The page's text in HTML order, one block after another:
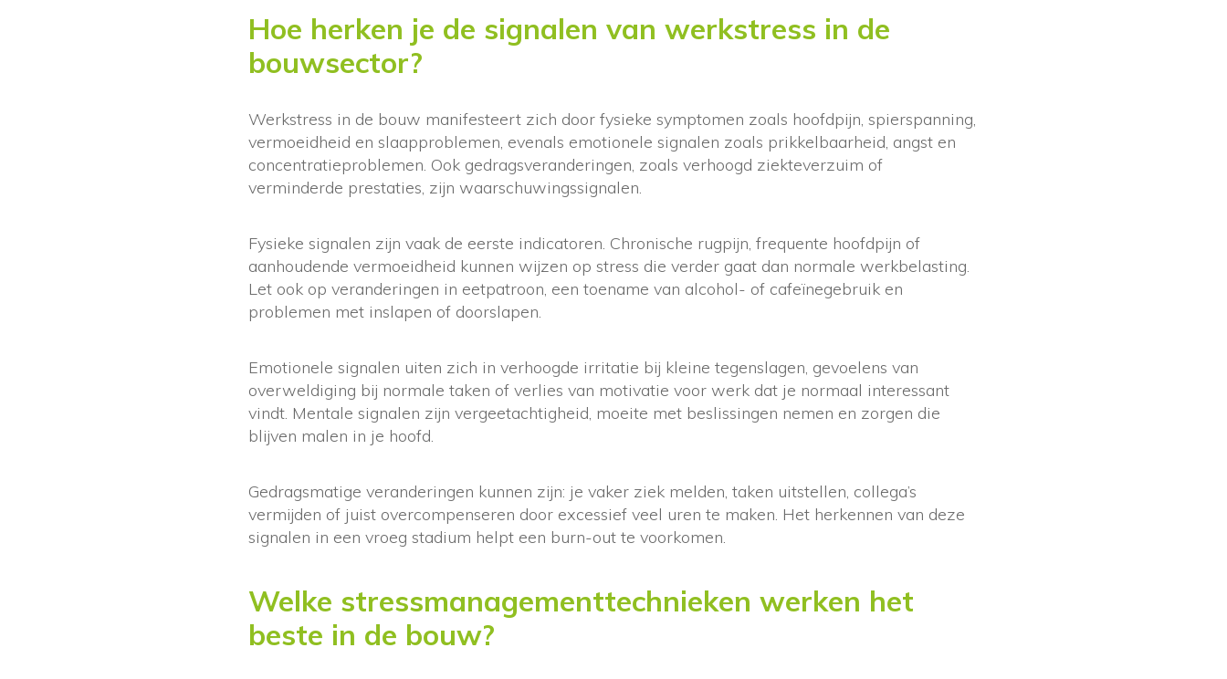
Hoe herken je de signalen van werkstress in de
bouwsector?
Werkstress in de bouw manifesteert zich door fysieke symptomen zoals hoofdpijn, spierspanning,
vermoeidheid en slaapproblemen, evenals emotionele signalen zoals prikkelbaarheid, angst en
concentratieproblemen. Ook gedragsveranderingen, zoals verhoogd ziekteverzuim of
verminderde prestaties, zijn waarschuwingssignalen.
Fysieke signalen zijn vaak de eerste indicatoren. Chronische rugpijn, frequente hoofdpijn of
aanhoudende vermoeidheid kunnen wijzen op stress die verder gaat dan normale werkbelasting.
Let ook op veranderingen in eetpatroon, een toename van alcohol- of cafeïnegebruik en
problemen met inslapen of doorslapen.
Emotionele signalen uiten zich in verhoogde irritatie bij kleine tegenslagen, gevoelens van
overweldiging bij normale taken of verlies van motivatie voor werk dat je normaal interessant
vindt. Mentale signalen zijn vergeetachtigheid, moeite met beslissingen nemen en zorgen die
blijven malen in je hoofd.
Gedragsmatige veranderingen kunnen zijn: je vaker ziek melden, taken uitstellen, collega’s
vermijden of juist overcompenseren door excessief veel uren te maken. Het herkennen van deze
signalen in een vroeg stadium helpt een burn-out te voorkomen.
Welke stressmanagementtechnieken werken het
beste in de bouw?